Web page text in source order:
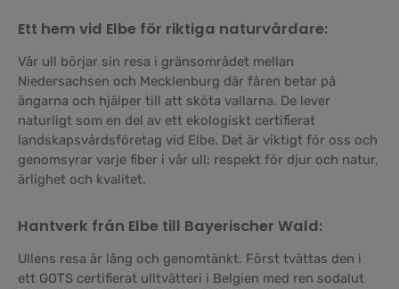
Ett hem vid Elbe för riktiga naturvårdare:
Vår ull börjar sin resa i gränsområdet mellan
Niedersachsen och Mecklenburg där fåren betar på
ängarna och hjälper till att sköta vallarna. De lever
naturligt som en del av ett ekologiskt certifierat
landskapsvårdsföretag vid Elbe. Det är viktigt för oss och
genomsyrar varje fiber i vår ull: respekt för djur och natur,
ärlighet och kvalitet.
Hantverk från Elbe till Bayerischer Wald:
Ullens resa är lång och genomtänkt. Först tvättas den i
ett GOTS certifierat ulltvätteri i Belgien med ren sodalut